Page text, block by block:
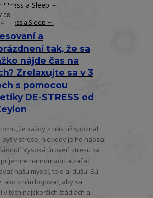
a
tak, že sa
nájde čas na
Zrelaxujte sa v 3
s pomocou
DE-STRESS od
08
Stress a Sleep ⁓
že každý z nás už spoznal,
byť v strese, niekedy je ho naozaj
Vysoká úroveň stresu sa
nahromadiť a začať
našu myseľ, telo aj dušu. Sú
ako s ním bojovať, aby sa
v tých najskorších štádiách a